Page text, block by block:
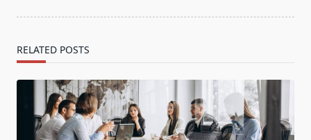
RELATED POSTS